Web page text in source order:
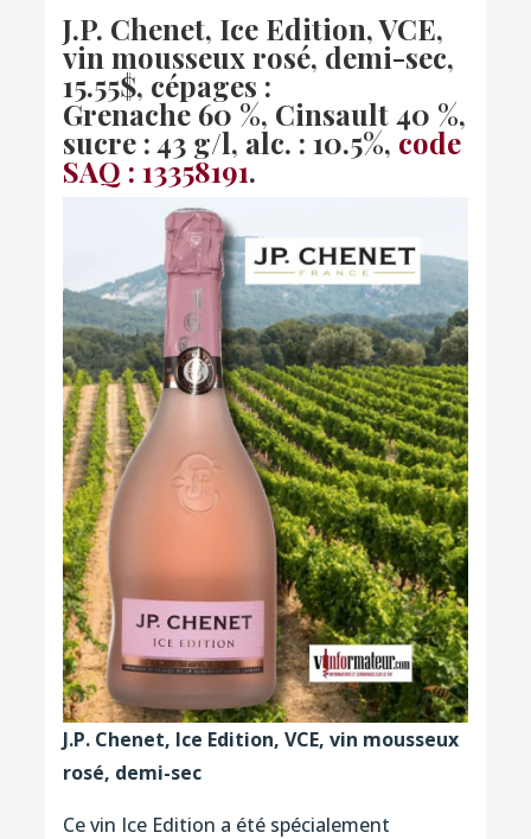
J.P. Chenet, Ice Edition, VCE,
vin mousseux rosé, demi-sec,
15.55$, cépages :
Grenache 60 %, Cinsault 40 %,
sucre : 43 g/l, alc. : 10.5%, code
SAQ : 13358191.
J.P. Chenet, Ice Edition, VCE, vin mousseux
rosé, demi-sec
Ce vin Ice Edition a été spécialement